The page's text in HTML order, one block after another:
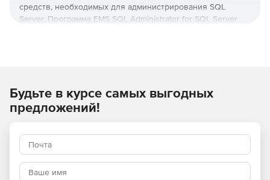
средств, необходимых для администрирования SQL
Server. Программа EMS SQL Administrator for SQL Server
EMS SQL Administrator for SQL Server позволяет управлять
задачами по обслуживанию, контролировать наличие их
расписания по выполнению, периодичность расписания и
выполняет поиск возможных неисправностей и
информирует пользователя при обнаружении таковых;
собирает статистику производительности, позволяет
находить «узкие места» в производительности,
Будьте в курсе самых выгодных
предложений!